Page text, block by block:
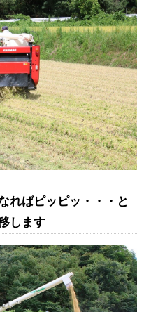
ればピッピッ・・・と
します